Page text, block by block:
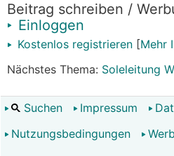
Beitrag schreiben /
Einloggen
Kostenlos registrieren [Mehr
Nächstes Thema: Soleleitung
Suchen Impressum
Nutzungsbedingungen